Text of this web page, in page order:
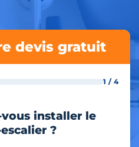
devis gratuit
1 / 4
installer le
?